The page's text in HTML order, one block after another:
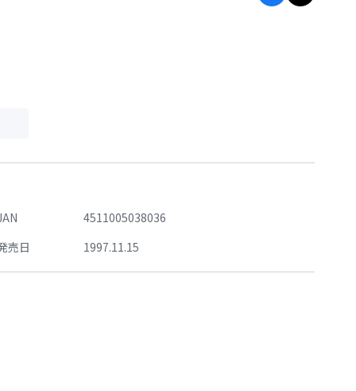
4511005038036
売日
1997.11.15